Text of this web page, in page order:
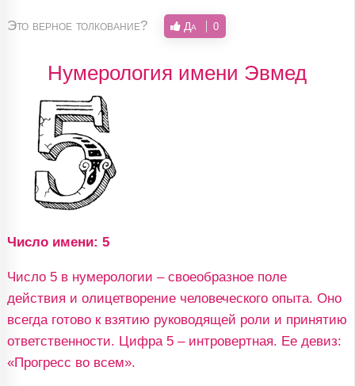
Это верное толкование? Да 0
Нумерология имени Эвмед
Число имени: 5
Число 5 в нумерологии – своеобразное поле
действия и олицетворение человеческого опыта. Оно
всегда готово к взятию руководящей роли и принятию
ответственности. Цифра 5 – интровертная. Ее девиз:
«Прогресс во всем».